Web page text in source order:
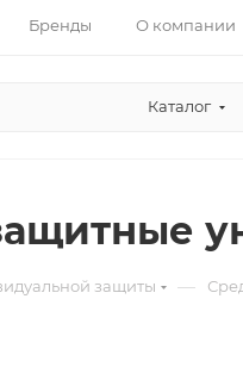
Бренды О компании
Каталог
защиты —